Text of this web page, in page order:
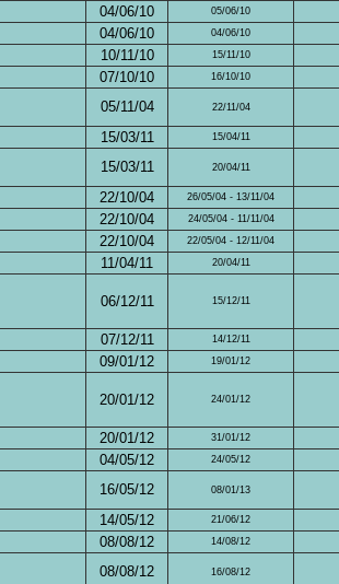
04/06/10 05/06/10
04/06/10 04/06/10
10/11/10 15/11/10
07/10/10 16/10/10
05/11/04 22/11/04
15/03/11 15/04/11
15/03/11 20/04/11
22/10/04 26/05/04 - 13/11/04
22/10/04 24/05/04 - 11/11/04
22/10/04 22/05/04 - 12/11/04
11/04/11 20/04/11
06/12/11 15/12/11
07/12/11 14/12/11
09/01/12 19/01/12
20/01/12 24/01/12
20/01/12 31/01/12
04/05/12 24/05/12
16/05/12 08/01/13
14/05/12 21/06/12
08/08/12 14/08/12
08/08/12 16/08/12